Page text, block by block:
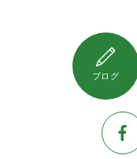
ブログ